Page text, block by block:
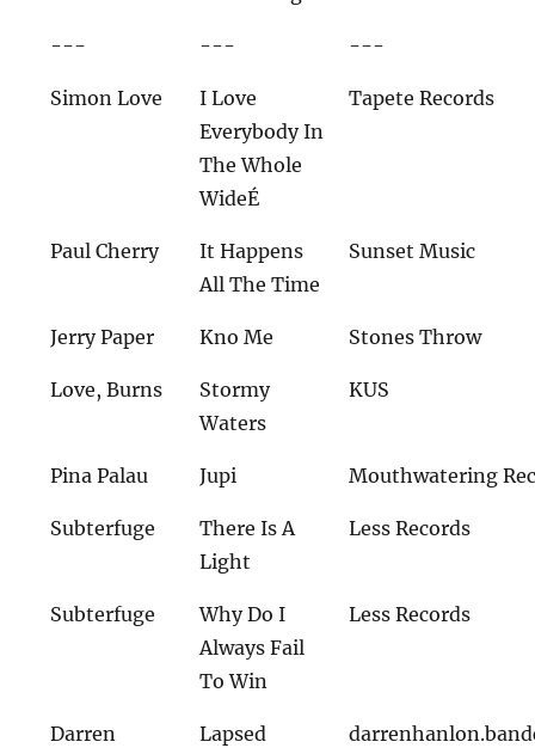
--- --- ---
Simon Love
I Love
Everybody In
The Whole
WideÉ
Tapete Records
Paul Cherry
It Happens
All The Time
Sunset Music
Jerry Paper Kno Me Stones Throw
Love, Burns
Stormy
Waters
KUS
Pina Palau Jupi Mouthwatering
Subterfuge
There Is A
Light
Less Records
Subterfuge
Why Do I
Always Fail
To Win
Less Records
Darren
Lapsed